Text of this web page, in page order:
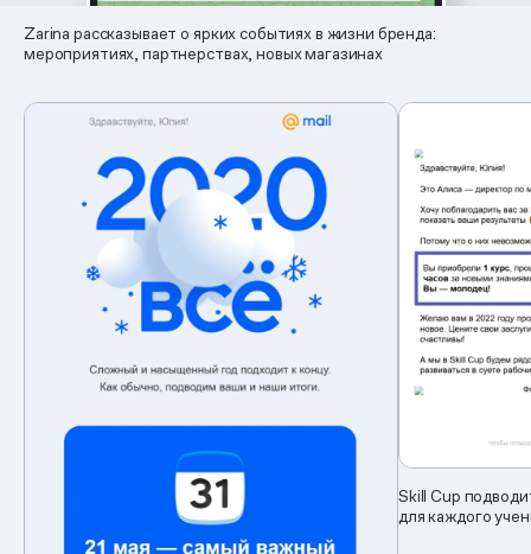
Zarina рассказывает о ярких событиях в жизни бренда:
мероприятиях, партнерствах, новых магазинах
Skill Cup
для каждого